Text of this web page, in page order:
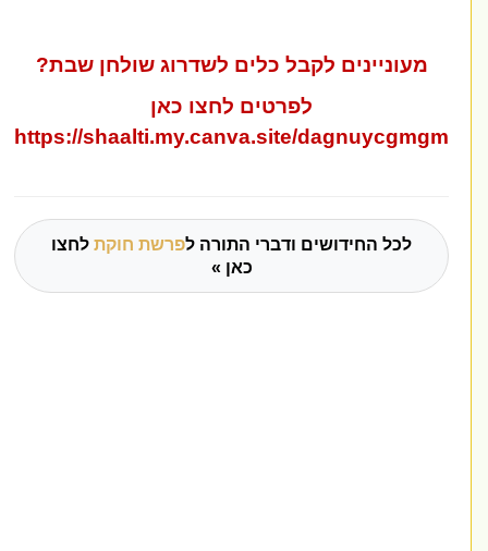
מעוניינים לקבל כלים לשדרוג שולחן שבת?
לפרטים לחצו כאן
https://shaalti.my.canva.site/
לכל החידושים ודברי התורה לפרשת חוקת לחצו